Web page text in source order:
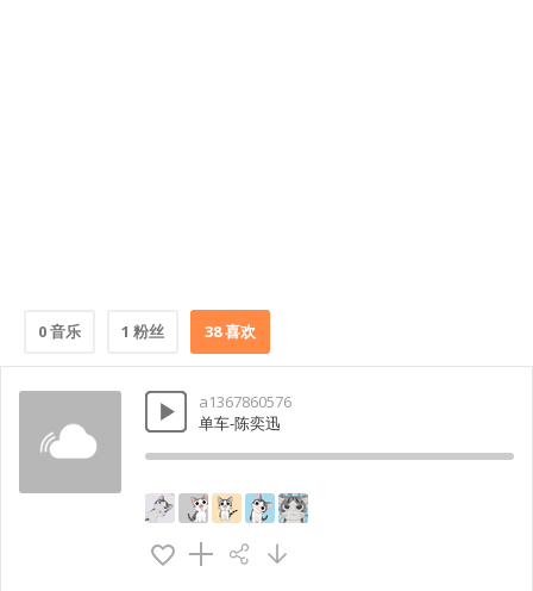
0 音乐 1 粉丝 38 喜欢
a1367860576
单车-陈奕迅